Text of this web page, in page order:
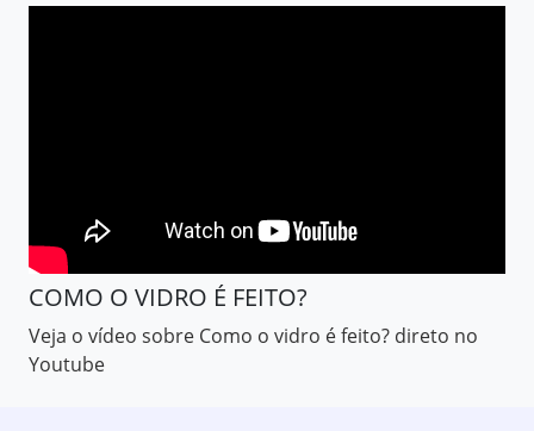
COMO O VIDRO É FEITO?
Veja o vídeo sobre Como o vidro é feito? direto no
Youtube